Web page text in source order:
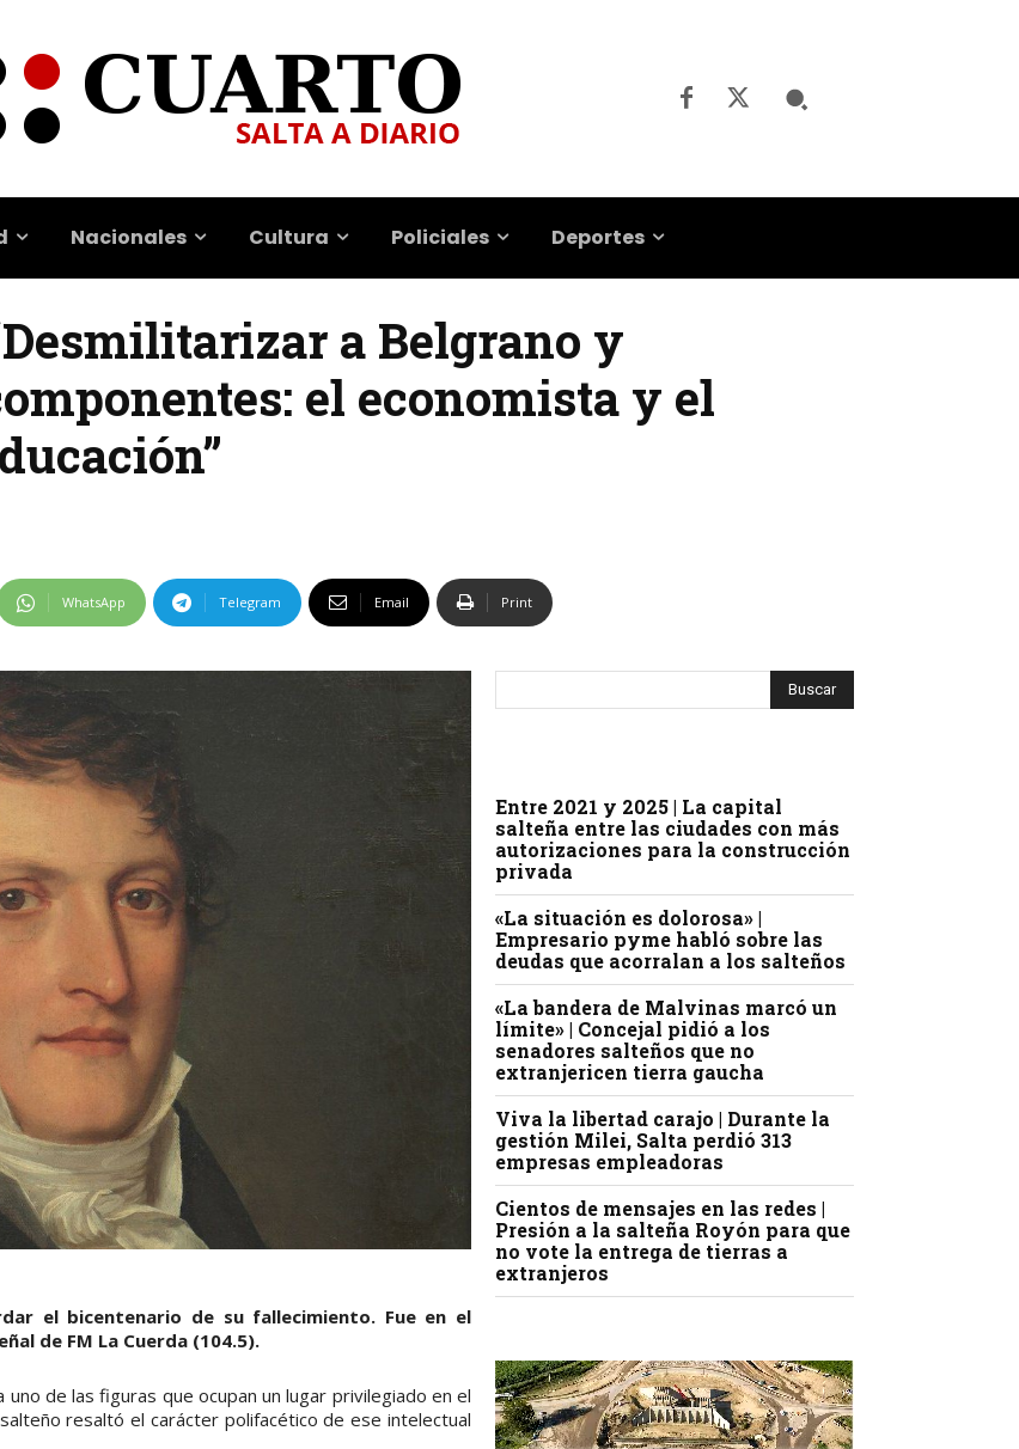
Nacionales Cultura Policiales Deportes
a Belgrano y
el economista y el
WhatsApp Telegram Email Print
el bicentenario de su fallecimiento. Fue en el
de FM La Cuerda (104.5).
de las figuras que ocupan un lugar privilegiado en el
resaltó el carácter polifacético de ese intelectual
Entre 2021 y 2025 | La capital
salteña entre las ciudades con más
autorizaciones para la construcción
privada
«La situación es dolorosa» |
Empresario pyme habló sobre las
deudas que acorralan a los salteños
«La bandera de Malvinas marcó un
límite» | Concejal pidió a los
senadores salteños que no
extranjericen tierra gaucha
Viva la libertad carajo | Durante la
gestión Milei, Salta perdió 313
empresas empleadoras
Cientos de mensajes en las redes |
Presión a la salteña Royón para que
no vote la entrega de tierras a
extranjeros